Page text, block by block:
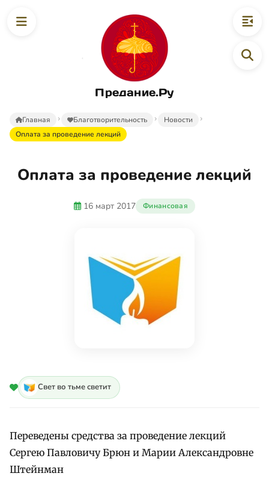
Предание.Ру
Главная Благотворительность
Новости
Оплата за проведение лекций
Оплата за проведение лекций
16 март 2017 Финансовая
Свет во тьме светит
Переведены средства за проведение лекций
Сергею Павловичу Брюн и Марии Александровне
Штейнман